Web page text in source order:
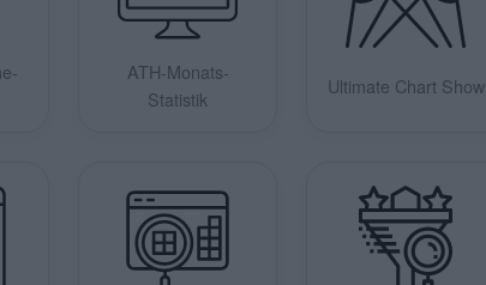
ATH-Monats-
Statistik
Ultimate Chart Show